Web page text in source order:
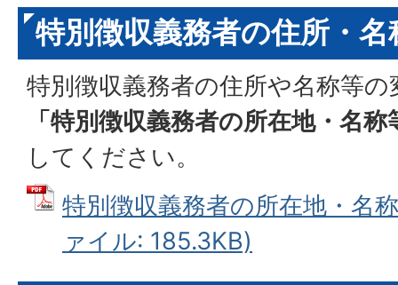
特別徴収義務者の住所・名
特別徴収義務者の住所や名称等
「特別徴収義務者の所在地・名
してください。
特別徴収義務者の所在地・名
ァイル: 185.3KB)